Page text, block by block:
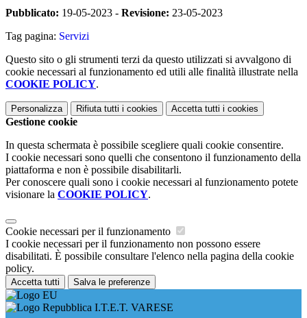
Pubblicato: 19-05-2023 - Revisione: 23-05-2023
Tag pagina: Servizi
Questo sito o gli strumenti terzi da questo utilizzati si avvalgono di
cookie necessari al funzionamento ed utili alle finalità illustrate nella
COOKIE POLICY.
Personalizza Rifiuta tutti i cookies Accetta tutti i cookies
Gestione cookie
In questa schermata è possibile scegliere quali cookie consentire.
I cookie necessari sono quelli che consentono il funzionamento della
piattaforma e non è possibile disabilitarli.
Per conoscere quali sono i cookie necessari al funzionamento potete
visionare la COOKIE POLICY.
Cookie necessari per il funzionamento
I cookie necessari per il funzionamento non possono essere
disabilitati. È possibile consultare l'elenco nella pagina della cookie
policy.
Accetta tutti Salva le preferenze
I.T.E.T. VARESE